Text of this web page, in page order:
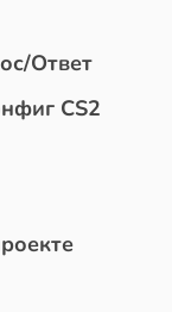
Ответ
CS2